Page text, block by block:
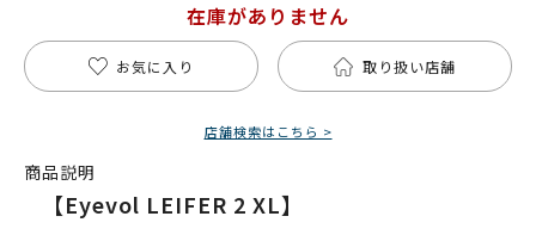
在庫がありません
お気に入り 取り扱い店舗
店舗検索はこちら >
商品説明
【Eyevol LEIFER 2 XL】